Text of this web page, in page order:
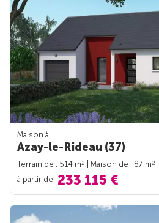
Maison à
Azay-le-Rideau (37)
Terrain de : 514 m2 | Maison de : 87 m2
à partir de 233 115 €